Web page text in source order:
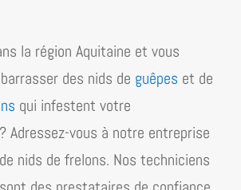
la région Aquitaine et vous
des nids de guêpes et de
qui infestent votre
Adressez-vous à notre entreprise
nids de frelons. Nos techniciens